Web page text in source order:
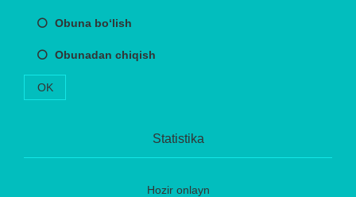
Obuna bo‘lish
Obunadan chiqish
OK
Statistika
Hozir onlayn